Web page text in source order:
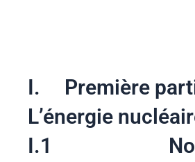
I. Première
L’énergie
I.1